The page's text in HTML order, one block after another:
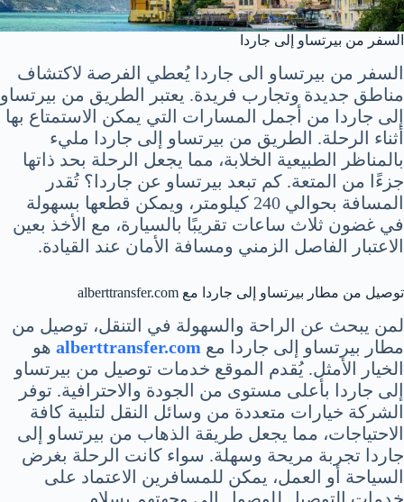
السفر من بيرتساو إلى جاردا
السفر من بيرتساو الى جاردا يُعطي الفرصة لاكتشاف
مناطق جديدة وتجارب فريدة. يعتبر الطريق من بيرتساو
إلى جاردا من أجمل المسارات التي يمكن الاستمتاع بها
أثناء الرحلة. الطريق من بيرتساو إلى جاردا مليء
بالمناظر الطبيعية الخلابة، مما يجعل الرحلة بحد ذاتها
جزءًا من المتعة. كم تبعد بيرتساو عن جاردا؟ تُقدر
المسافة بحوالي 240 كيلومتر، ويمكن قطعها بسهولة
في غضون ثلاث ساعات تقريبًا بالسيارة، مع الأخذ بعين
الاعتبار الفاصل الزمني ومسافة الأمان عند القيادة.
توصيل من مطار بيرتساو إلى جاردا مع alberttransfer.com
لمن يبحث عن الراحة والسهولة في التنقل، توصيل من
مطار بيرتساو إلى جاردا مع alberttransfer.com هو
الخيار الأمثل. يُقدم الموقع خدمات توصيل من بيرتساو
إلى جاردا بأعلى مستوى من الجودة والاحترافية. توفر
الشركة خيارات متعددة من وسائل النقل لتلبية كافة
الاحتياجات، مما يجعل طريقة الذهاب من بيرتساو إلى
جاردا تجربة مريحة وسهلة. سواء كانت الرحلة بغرض
السياحة أو العمل، يمكن للمسافرين الاعتماد على
خدمات التوصيل للوصول إلى وجهتهم بسلام.